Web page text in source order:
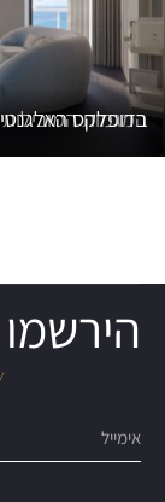
המגמות המובילות בעיצוב
בדופלקס